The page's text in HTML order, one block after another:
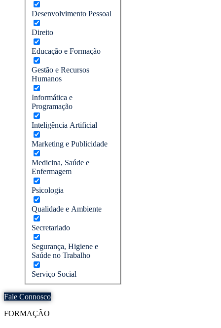
Desenvolvimento Pessoal
Direito
Educação e Formação
Gestão e Recursos
Humanos
Informática e
Programação
Inteligência Artificial
Marketing e Publicidade
Medicina, Saúde e
Enfermagem
Psicologia
Qualidade e Ambiente
Secretariado
Segurança, Higiene e
Saúde no Trabalho
Serviço Social
Fale Connosco
FORMAÇÃO